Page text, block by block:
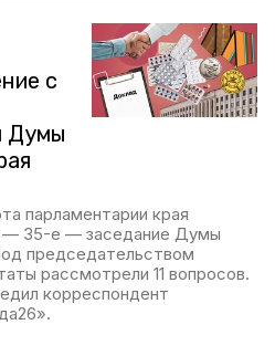
с
Думы
парламентарии края
— 35-е — заседание Думы
председательством
рассмотрели 11 вопросов.
корреспондент